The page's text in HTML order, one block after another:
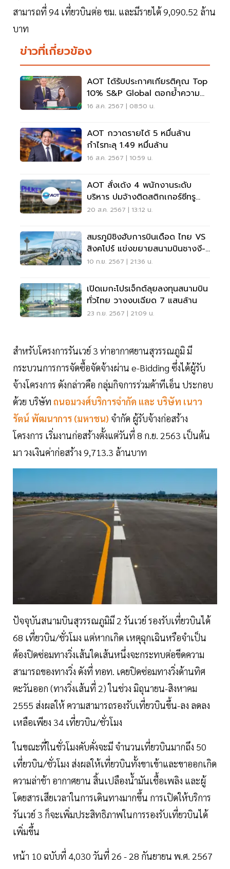
สามารถที่ 94 เที่ยวบินต่อ ชม. และมีรายได้ 9,090.52 ล้าน
บาท
ข่าวที่เกี่ยวข้อง
AOT ได้รับประกาศเกียรติคุณ Top
10% S&P Global ตอกย้ำความ
ยั่งยืน
16 ส.ค. 2567 | 08:50 น.
AOT กวาดรายได้ 5 หมื่นล้าน
กำไรทะลุ 1.49 หมื่นล้าน
16 ส.ค. 2567 | 10:59 น.
AOT สั่งเด้ง 4 พนักงานระดับ
บริหาร ปมจ้างติดสติกเกอร์ซีทรู
สนามบินภูเก็ต
20 ส.ค. 2567 | 13:12 น.
สมรภูมิชิงฮับการบินเดือด ไทย VS
สิงคโปร์ แข่งขยายสนามบินชางงี-
สุวรรณภูมิ
10 ก.ย. 2567 | 21:36 น.
เปิดเมกะโปรเจ็กต์ลุยลงทุนสนามบิน
ทั่วไทย วางงบเฉียด 7 แสนล้าน
23 ก.ย. 2567 | 21:09 น.
สำหรับโครงการรันเวย์ 3 ท่าอากาศยานสุวรรณภูมิ มี
กระบวนการการจัดซื้อจัดจ้างผ่าน e-Bidding ซึ่งได้ผู้รับ
จ้างโครงการ ดังกล่าวคือ กลุ่มกิจการร่วมค้าทีเอ็น ประกอบ
ด้วย บริษัท ถนอมวงศ์บริการจำกัด และ บริษัท เนาว
รัตน์ พัฒนาการ (มหาชน) จำกัด ผู้รับจ้างก่อสร้าง
โครงการ เริ่มงานก่อสร้างตั้งแต่วันที่ 8 ก.ย. 2563 เป็นต้น
มา วงเงินค่าก่อสร้าง 9,713.3 ล้านบาท
ปัจจุบันสนามบินสุวรรณภูมิมี 2 รันเวย์ รองรับเที่ยวบินได้
68 เที่ยวบิน/ชั่วโมง แต่หากเกิด เหตุฉุกเฉินหรือจำเป็น
ต้องปิดซ่อมทางวิ่งเส้นใดเส้นหนึ่งจะกระทบต่อขีดความ
สามารถของทางวิ่ง ดังที่ ทอท. เคยปิดซ่อมทางวิ่งด้านทิศ
ตะวันออก (ทางวิ่งเส้นที่ 2) ในช่วง มิถุนายน-สิงหาคม
2555 ส่งผลให้ ความสามารถรองรับเที่ยวบินขึ้น-ลง ลดลง
เหลือเพียง 34 เที่ยวบิน/ชั่วโมง
ในขณะที่ในชั่วโมงคับคั่งจะมี จำนวนเที่ยวบินมากถึง 50
เที่ยวบิน/ชั่วโมง ส่งผลให้เที่ยวบินทั้งขาเข้าและขาออกเกิด
ความล่าช้า อากาศยาน สิ้นเปลืองน้ำมันเชื้อเพลิง และผู้
โดยสารเสียเวลาในการเดินทางมากขึ้น การเปิดให้บริการ
รันเวย์ 3 ก็จะเพิ่มประสิทธิภาพในการรองรับเที่ยวบินได้
เพิ่มขึ้น
หน้า 10 ฉบับที่ 4,030 วันที่ 26 - 28 กันยายน พ.ศ. 2567